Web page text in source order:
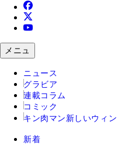
メニュ
ニュース
グラビア
連載コラム
コミック
キン肉マン 新しいウィン
新着